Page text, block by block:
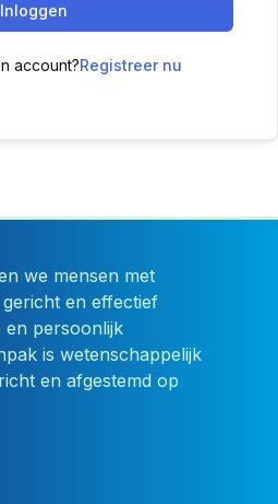
Inloggen
account?Registreer nu
we mensen met
en effectief
en persoonlijk
is wetenschappelijk
en afgestemd op